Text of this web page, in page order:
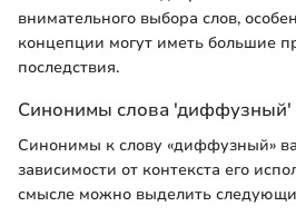
внимательного выбора слов,
концепции могут иметь большие
последствия.
Синонимы слова 'диффузный'
Синонимы к слову «диффузный»
зависимости от контекста его
смысле можно выделить